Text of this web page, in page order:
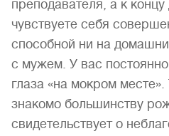
преподавателя, а к
чувствуете себя
способной ни на
с мужем. У вас
глаза «на мокром месте».
знакомо большинству
свидетельствует о